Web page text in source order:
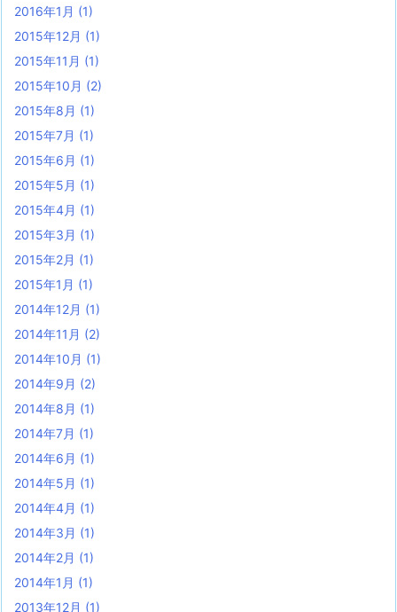
2016年1月 (1)
2015年12月 (1)
2015年11月 (1)
2015年10月 (2)
2015年8月 (1)
2015年7月 (1)
2015年6月 (1)
2015年5月 (1)
2015年4月 (1)
2015年3月 (1)
2015年2月 (1)
2015年1月 (1)
2014年12月 (1)
2014年11月 (2)
2014年10月 (1)
2014年9月 (2)
2014年8月 (1)
2014年7月 (1)
2014年6月 (1)
2014年5月 (1)
2014年4月 (1)
2014年3月 (1)
2014年2月 (1)
2014年1月 (1)
2013年12月 (1)